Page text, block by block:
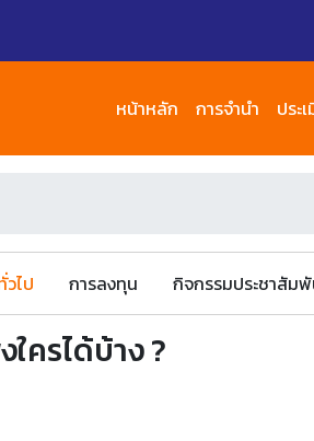
หน้าหลัก การจำนำ ประ
วไป การลงทุน กิจกรรมประชาสัม
ครได้บ้าง ?